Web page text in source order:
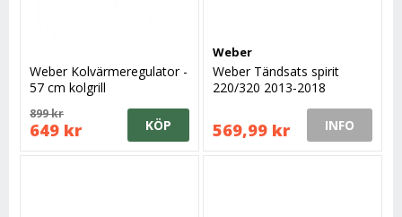
Weber Kolvärmeregulator -
57 cm kolgrill
899 kr
649 kr KÖP
Weber
Weber Tändsats spirit
220/320 2013-2018
569,99 kr INFO